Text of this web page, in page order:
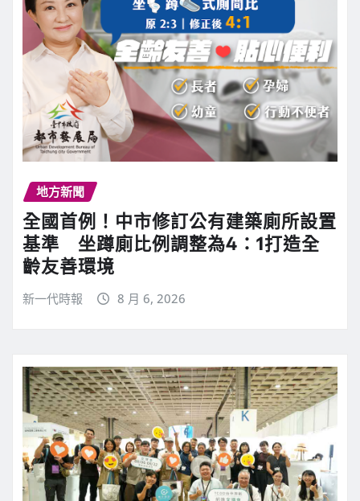
地方新聞
全國首例！中市修訂公有建築廁所設置
基準 坐蹲廁比例調整為4：1打造全
齡友善環境
新一代時報 8 月 6, 2026